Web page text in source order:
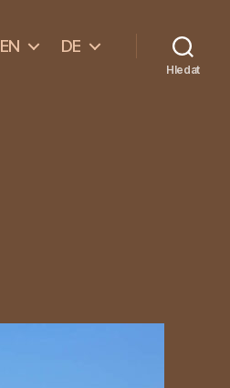
EN DE
Hledat